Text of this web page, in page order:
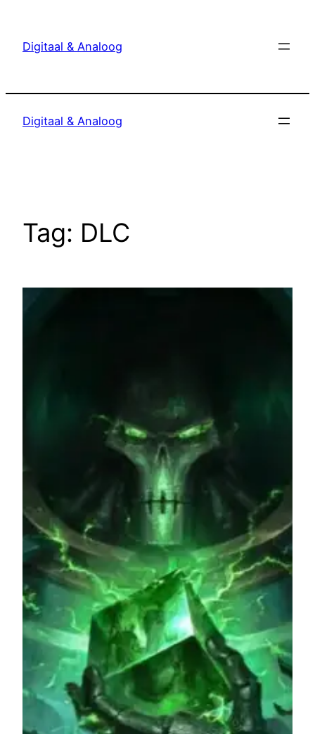
Digitaal & Analoog
Digitaal & Analoog
Tag: DLC